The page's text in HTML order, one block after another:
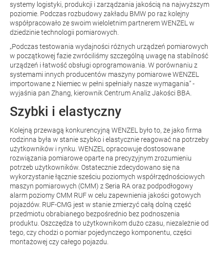
systemy logistyki, produkcji i zarządzania jakością na najwyższym
poziomie. Podczas rozbudowy zakładu BMW po raz kolejny
współpracowało ze swoim wieloletnim partnerem WENZEL w
dziedzinie technologii pomiarowych.
„Podczas testowania wydajności różnych urządzeń pomiarowych
w początkowej fazie zwróciliśmy szczególną uwagę na stabilność
urządzeń i łatwość obsługi oprogramowania. W porównaniu z
systemami innych producentów maszyny pomiarowe WENZEL
importowane z Niemiec w pełni spełniały nasze wymagania” -
wyjaśnia pan Zhang, kierownik Centrum Analiz Jakości BBA.
Szybki i elastyczny
Kolejną przewagą konkurencyjną WENZEL było to, że jako firma
rodzinna była w stanie szybko i elastycznie reagować na potrzeby
użytkowników i rynku. WENZEL opracowuje dostosowane
rozwiązania pomiarowe oparte na precyzyjnym zrozumieniu
potrzeb użytkowników. Ostatecznie zdecydowano się na
wykorzystanie łącznie sześciu poziomych współrzędnościowych
maszyn pomiarowych (CMM) z Seria RA oraz podpodłogowy
alarm poziomy CMM RUF w celu zapewnienia jakości gotowych
pojazdów. RUF-CMG jest w stanie zmierzyć całą dolną część
przedmiotu obrabianego bezpośrednio bez podnoszenia
produktu. Oszczędza to użytkownikom dużo czasu, niezależnie od
tego, czy chodzi o pomiar pojedynczego komponentu, części
montażowej czy całego pojazdu.